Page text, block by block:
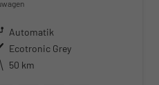
Automatik
Ecotronic Grey
50 km